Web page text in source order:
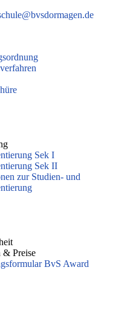
Sek I
Sek II
zur Studien- und
& Preise
BvS Award